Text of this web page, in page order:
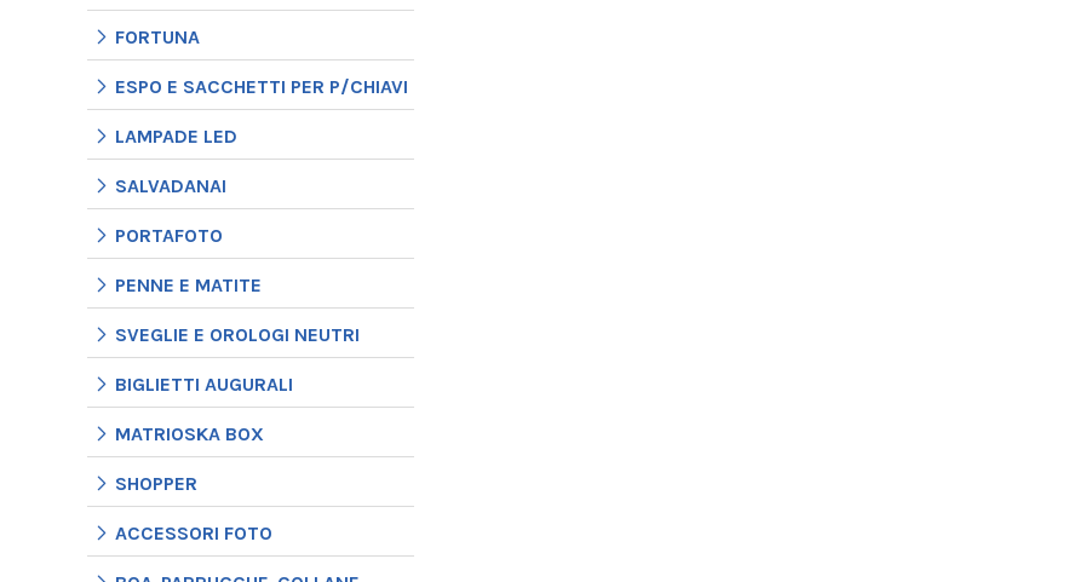
FORTUNA
ESPO E SACCHETTI PER P/CHIAVI
LAMPADE LED
SALVADANAI
PORTAFOTO
PENNE E MATITE
SVEGLIE E OROLOGI NEUTRI
BIGLIETTI AUGURALI
MATRIOSKA BOX
SHOPPER
ACCESSORI FOTO